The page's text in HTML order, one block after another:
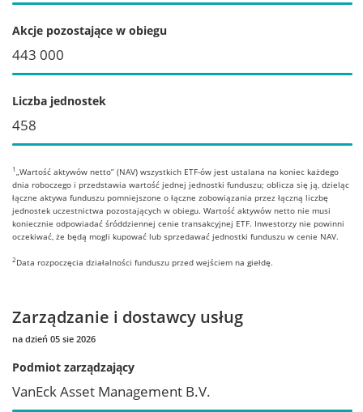
Akcje pozostające w obiegu
443 000
Liczba jednostek
458
1 „Wartość aktywów netto” (NAV) wszystkich ETF-ów jest ustalana na koniec każdego
dnia roboczego i przedstawia wartość jednej jednostki funduszu; oblicza się ją, dzieląc
łączne aktywa funduszu pomniejszone o łączne zobowiązania przez łączną liczbę
jednostek uczestnictwa pozostających w obiegu. Wartość aktywów netto nie musi
koniecznie odpowiadać śróddziennej cenie transakcyjnej ETF. Inwestorzy nie powinni
oczekiwać, że będą mogli kupować lub sprzedawać jednostki funduszu w cenie NAV.
2 Data rozpoczęcia działalności funduszu przed wejściem na giełdę.
Zarządzanie i dostawcy usług
na dzień 05 sie 2026
Podmiot zarządzający
VanEck Asset Management B.V.